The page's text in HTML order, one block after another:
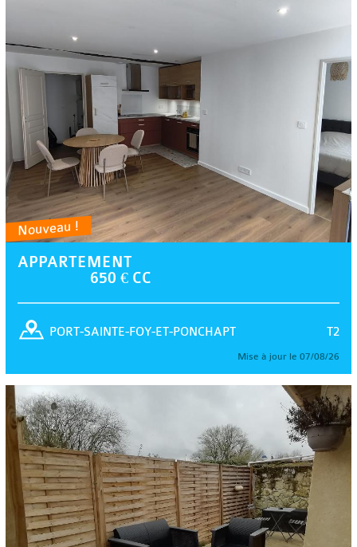
Nouveau !
APPARTEMENT
650 € CC
T2
PORT-SAINTE-FOY-ET-PONCHAPT
Mise à jour le 07/08/26